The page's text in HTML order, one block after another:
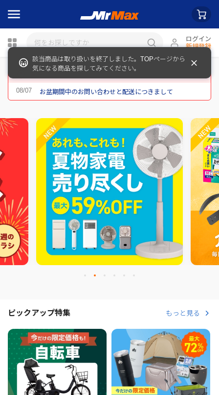
ログイン
新規登録
お盆期間中のお問い合わせと配送につきまして
ピックアップ特集 もっと見る
該当商品は取り扱いを終了しました。TOPページから
気になる商品を探してみてください。